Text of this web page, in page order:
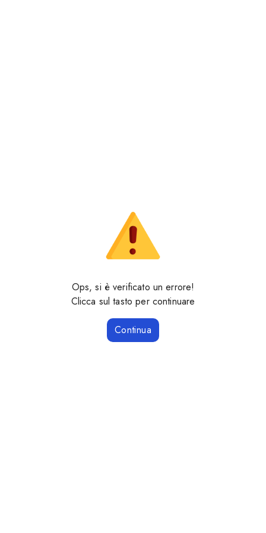
Ops, si è verificato un errore!
Clicca sul tasto per continuare
Continua